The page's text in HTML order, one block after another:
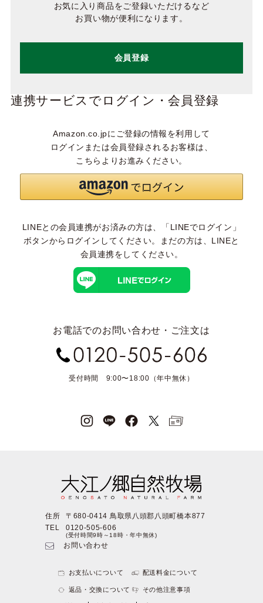
お気に入り商品をご登録いただけるなど
お買い物が便利になります。
会員登録
連携サービスでログイン・会員登録
Amazon.co.jpにご登録の情報を利用して
ログインまたは会員登録されるお客様は、
こちらよりお進みください。
LINEとの会員連携がお済みの方は、「LINEでログイン」
ボタンからログインしてください。まだの方は、 LINEと
会員連携をしてください。
お電話でのお問い合わせ・ご注文は
受付時間 9:00〜18:00（年中無休）
住所
〒680-0414 鳥取県八頭郡八頭町橋本877
TEL
0120-505-606
(受付時間9時～18時・年中無休)
お問い合わせ
お支払いについて 配送料金について
返品・交換について その他注意事項